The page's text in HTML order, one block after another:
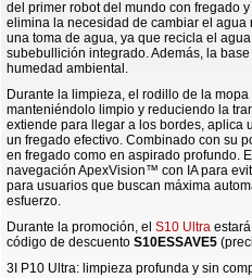
del primer robot del mundo con fregado
elimina la necesidad de cambiar el
una toma de agua, ya que recicla el
subebullición integrado. Además, la
humedad ambiental.
Durante la limpieza, el rodillo de la
manteniéndolo limpio y reduciendo la
extiende para llegar a los bordes, aplica
un fregado efectivo. Combinado con su
en fregado como en aspirado profundo.
navegación ApexVision™ con IA para
para usuarios que buscan máxima
esfuerzo.
Durante la promoción, el S10 Ultra
código de descuento S10ESSAVE5
3I P10 Ultra: limpieza profunda y sin